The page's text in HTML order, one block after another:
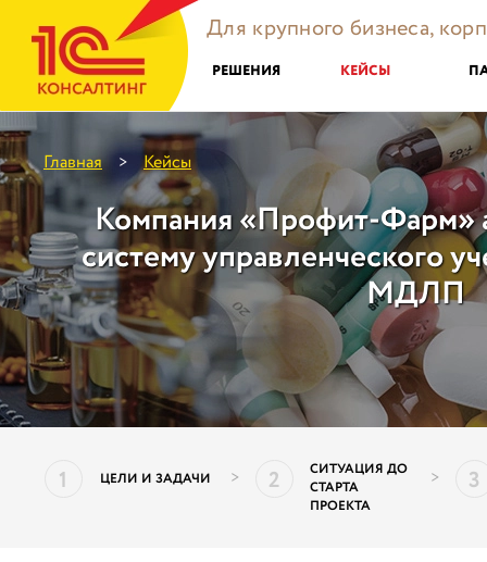
Для крупного бизнеса,
РЕШЕНИЯ КЕЙСЫ
Главная > Кейсы
Компания «Профит-Фарм»
систему управленческого
МДЛП
1 ЦЕЛИ И ЗАДАЧИ > 2
СИТУАЦИЯ ДО
СТАРТА
ПРОЕКТА
> 3